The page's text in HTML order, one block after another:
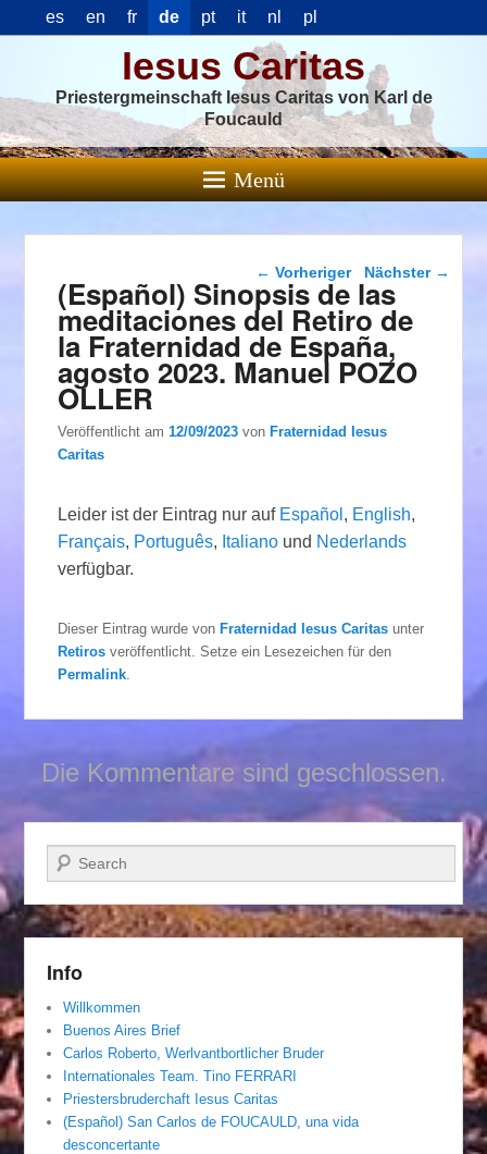
es en fr de pt it nl pl
Iesus Caritas
Priestergmeinschaft Iesus Caritas von Karl de
Foucauld
Menü
Beitragsnavigation
← Vorheriger Nächster →
(Español) Sinopsis de las
meditaciones del Retiro de
la Fraternidad de España,
agosto 2023. Manuel POZO
OLLER
Veröffentlicht am12/09/2023 vonFraternidad Iesus
Caritas
Leider ist der Eintrag nur auf Español , English,
Français, Português, Italiano und Nederlands
verfügbar.
Dieser Eintrag wurde vonFraternidad Iesus Caritas unter
Retiros veröffentlicht. Setze ein Lesezeichen für den
Permalink
Die Kommentare sind geschlossen.
Suchen
Info
Willkommen
Buenos Aires Brief
Carlos Roberto, Werlvantbortlicher Bruder
Internationales Team. Tino FERRARI
Priestersbruderchaft Iesus Caritas
(Español) San Carlos de FOUCAULD, una vida
desconcertante